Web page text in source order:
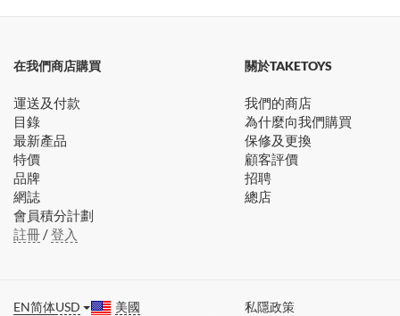
在我們商店購買
運送及付款
目錄
最新產品
特價
品牌
網誌
會員積分計劃
註冊/登入
關於TAKETOYS
我們的商店
為什麼向我們購買
保修及更換
顧客評價
招聘
總店
EN简体USD 美國 私隱政策